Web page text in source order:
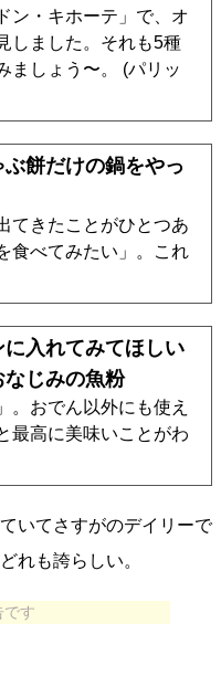
ン・キホーテ」で、オ
しました。それも5種
ましょう〜。 (パリッ
餅だけの鍋をやっ
てきたことがひとつあ
食べてみたい」。これ
入れてみてほしい
じみの魚粉
。おでん以外にも使え
最高に美味いことがわ
いてさすがのデイリーで
れも誇らしい。
です